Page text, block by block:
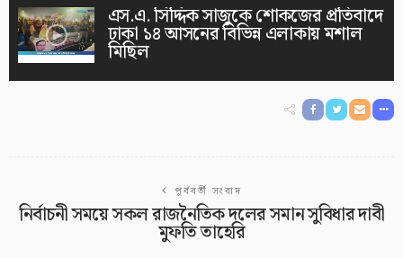
এস.এ. সিদ্দিক সাজুকে শোকজের প্রতিবাদে
ঢাকা ১৪ আসনের বিভিন্ন এলাকায় মশাল
মিছিল
পূর্ববর্তী সংবাদ
নির্বাচনী সময়ে সকল রাজনৈতিক দলের সমান সুবিধার দাবী
মুফতি তাহেরি